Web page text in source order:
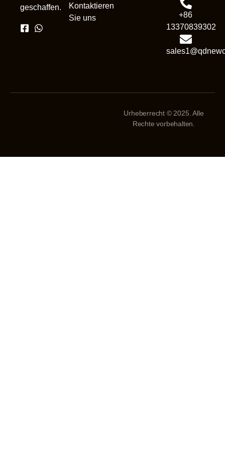
geschaffen.
Kontaktieren
Sie uns
+86
13370839302
Urheberrecht © 2025. Alle
Rechte vorbehalten.